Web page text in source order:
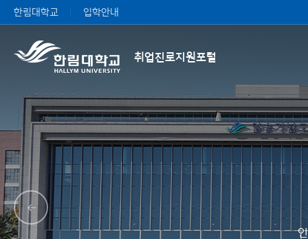
한림대학교 입학안내
취업진로지원포털